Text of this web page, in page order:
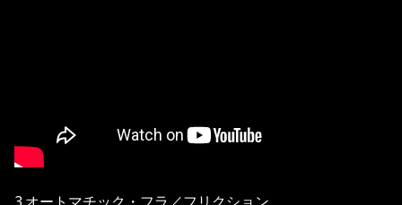
3.オートマチック・フラ／フリクション